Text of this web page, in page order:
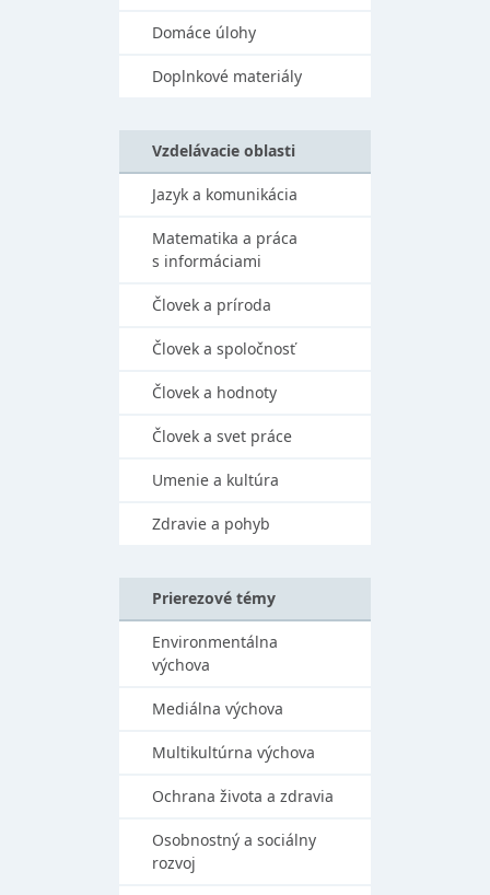
Domáce úlohy
Doplnkové materiály
Vzdelávacie oblasti
Jazyk a komunikácia
Matematika a práca
s informáciami
Človek a príroda
Človek a spoločnosť
Človek a hodnoty
Človek a svet práce
Umenie a kultúra
Zdravie a pohyb
Prierezové témy
Environmentálna
výchova
Mediálna výchova
Multikultúrna výchova
Ochrana života a zdravia
Osobnostný a sociálny
rozvoj